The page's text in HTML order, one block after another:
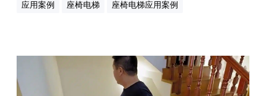
应用案例 座椅电梯 座椅电梯应用案例
加